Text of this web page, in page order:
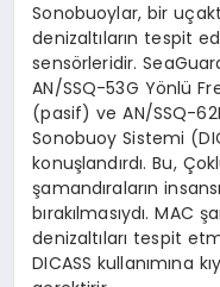
Sonobuoylar, bir
denizaltıların tespit
sensörleridir.
AN/SSQ-53G Yönlü
(pasif) ve AN/SSQ-
Sonobuoy Sistemi
konuşlandırdı. Bu,
şamandıraların
bırakılmasıydı. MAC
denizaltıları tespit
DICASS kullanımına